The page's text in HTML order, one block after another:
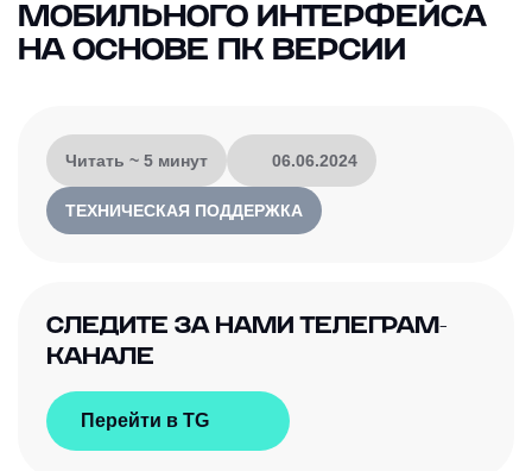
МОБИЛЬНОГО ИНТЕРФЕЙСА
НА ОСНОВЕ ПК ВЕРСИИ
Читать ~ 5 минут 06.06.2024
ТЕХНИЧЕСКАЯ ПОДДЕРЖКА
СЛЕДИТЕ ЗА НАМИ ТЕЛЕГРАМ-
КАНАЛЕ
Перейти в TG